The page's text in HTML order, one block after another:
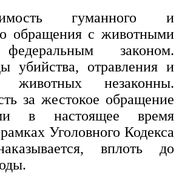
гуманного и
обращения с животными
федеральным законом.
убийства, отравления и
животных незаконны.
за жестокое обращение
в настоящее время
Уголовного Кодекса
вплоть до